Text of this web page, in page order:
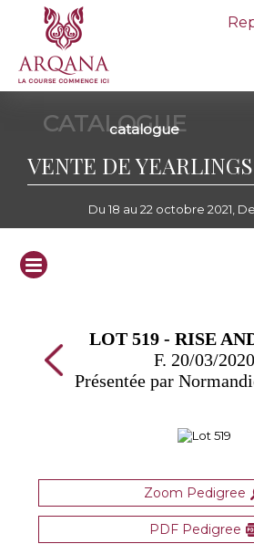
CATALOGUE
catalogue
VENTE DE
Du 18 au 22 octobre 2021,
LOT 519 - RISE
F. 20/03/2020
Présentée par
Zoom Pedigree
PDF Pedigree